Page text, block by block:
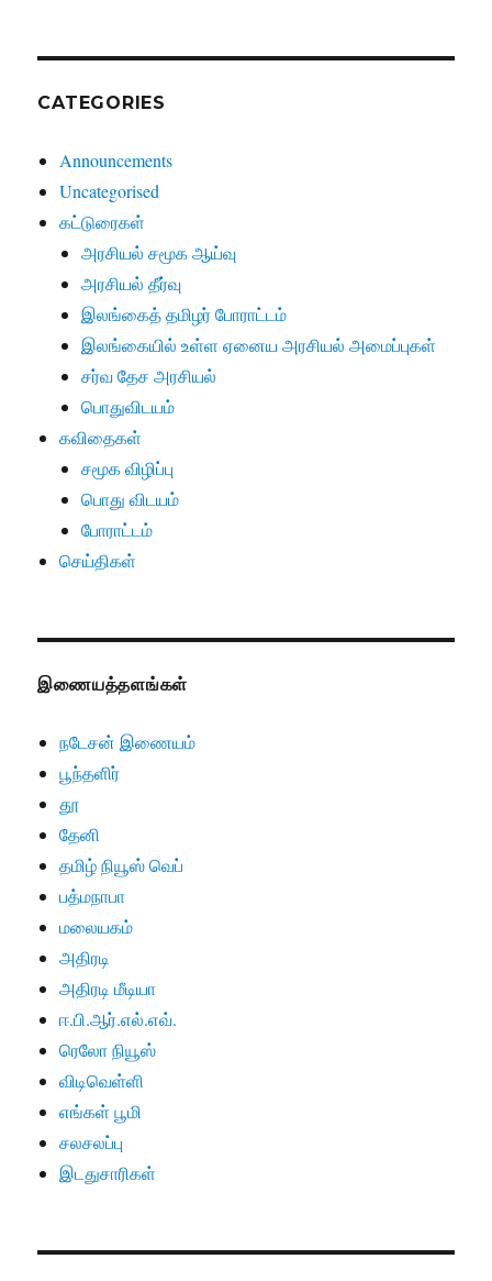
CATEGORIES
Announcements
Uncategorised
கட்டுரைகள்
அரசியல் சமூக ஆய்வு
அரசியல் தீர்வு
இலங்கைத் தமிழர் போராட்டம்
இலங்கையில் உள்ள ஏனைய அரசியல் அமைப்புகள்
சர்வ தேச அரசியல்
பொதுவிடயம்
கவிதைகள்
சமூக விழிப்பு
பொது விடயம்
போராட்டம்
செய்திகள்
இணையத்தளங்கள்
நடேசன் இணையம்
பூந்தளிர்
தூ
தேனி
தமிழ் நியூஸ் வெப்
பத்மநாபா
மலையகம்
அதிரடி
அதிரடி மீடியா
ஈ.பி.ஆர்.எல்.எவ்.
ரெலோ நியூஸ்
விடிவெள்ளி
எங்கள் பூமி
சலசலப்பு
இடதுசாரிகள்